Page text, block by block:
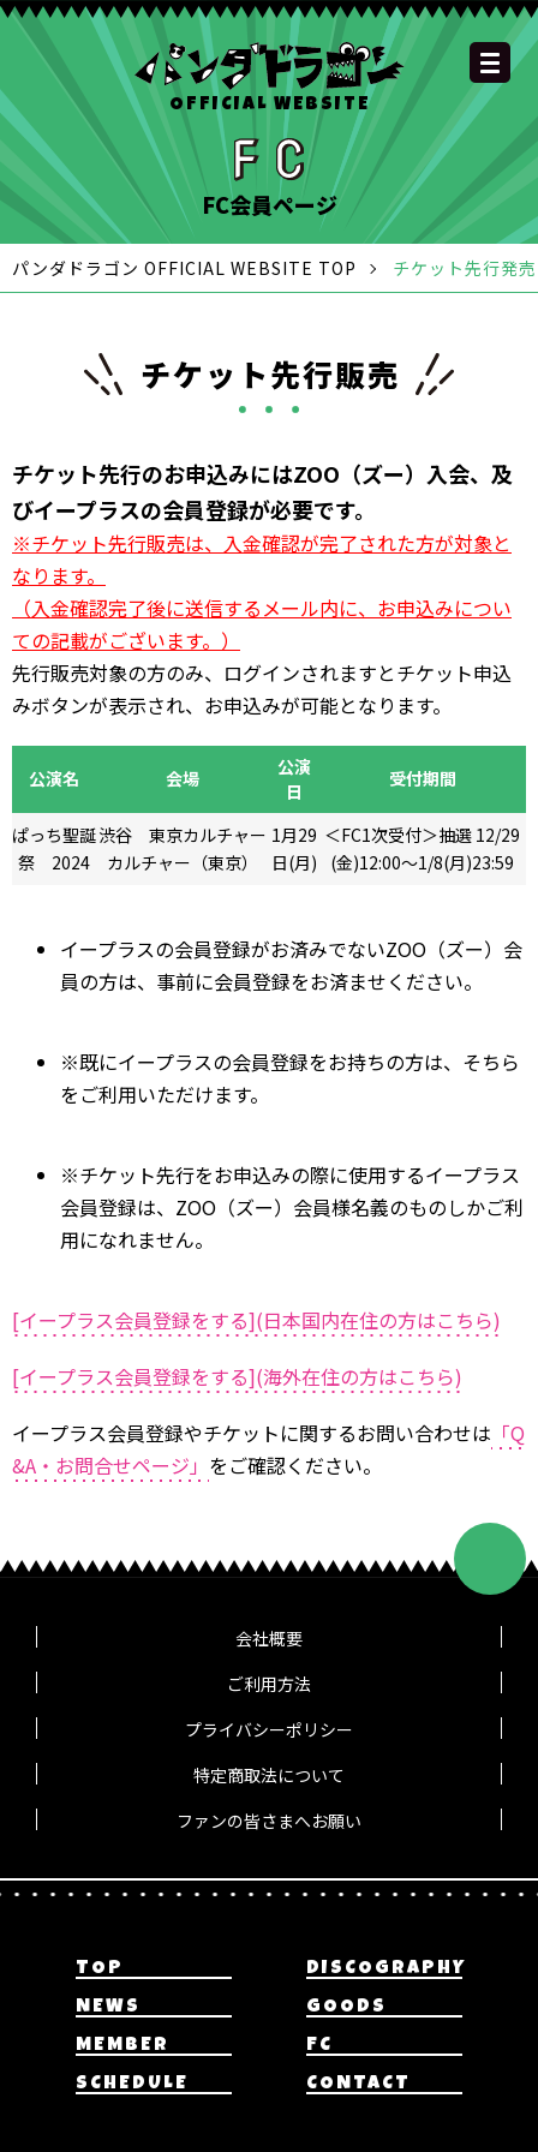
OFFICIAL WEBSITEOFFICIAL SITE TOP
NEWS MEMBER
SCHEDULE DISCOGRAPHY
GOODS
FAQ CONTACT
YOUTUBE
CHANNEL
INSTAGRAM
OFFICIAL
TWITTER
OFFICIAL LINE
OFFICIAL
TIKTOK
FC会員ページ
パンダドラゴン OFFICIAL WEBSITE TOP チケット先行発売
チケット先行販売
チケット先行のお申込みにはZOO（ズー）入会、及
びイープラスの会員登録が必要です。
※チケット先行販売は、入金確認が完了された方が対象と
なります。
（入金確認完了後に送信するメール内に、お申込みについ
ての記載がございます。）
先行販売対象の方のみ、ログインされますとチケット申込
みボタンが表示され、お申込みが可能となります。
公演名 会場
公演
日
受付期間
ぱっち聖誕
祭 2024
渋谷 東京カルチャー
カルチャー（東京）
1月29
日(月)
＜FC1次受付＞抽選 12/29
(金)12:00～1/8(月)23:59
イープラスの会員登録がお済みでないZOO（ズー）会
員の方は、事前に会員登録をお済ませください。
※既にイープラスの会員登録をお持ちの方は、そちら
をご利用いただけます。
※チケット先行をお申込みの際に使用するイープラス
会員登録は、ZOO（ズー）会員様名義のものしかご利
用になれません。
[イープラス会員登録をする](日本国内在住の方はこちら)
[イープラス会員登録をする](海外在住の方はこちら)
イープラス会員登録やチケットに関するお問い合わせは 「Q
&A・お問合せページ」 をご確認ください。
会社概要
ご利用方法
プライバシーポリシー
特定商取法について
ファンの皆さまへお願い
TOP
DISCOGRAPHY
NEWS
GOODS
MEMBER
FC
SCHEDULE
CONTACT